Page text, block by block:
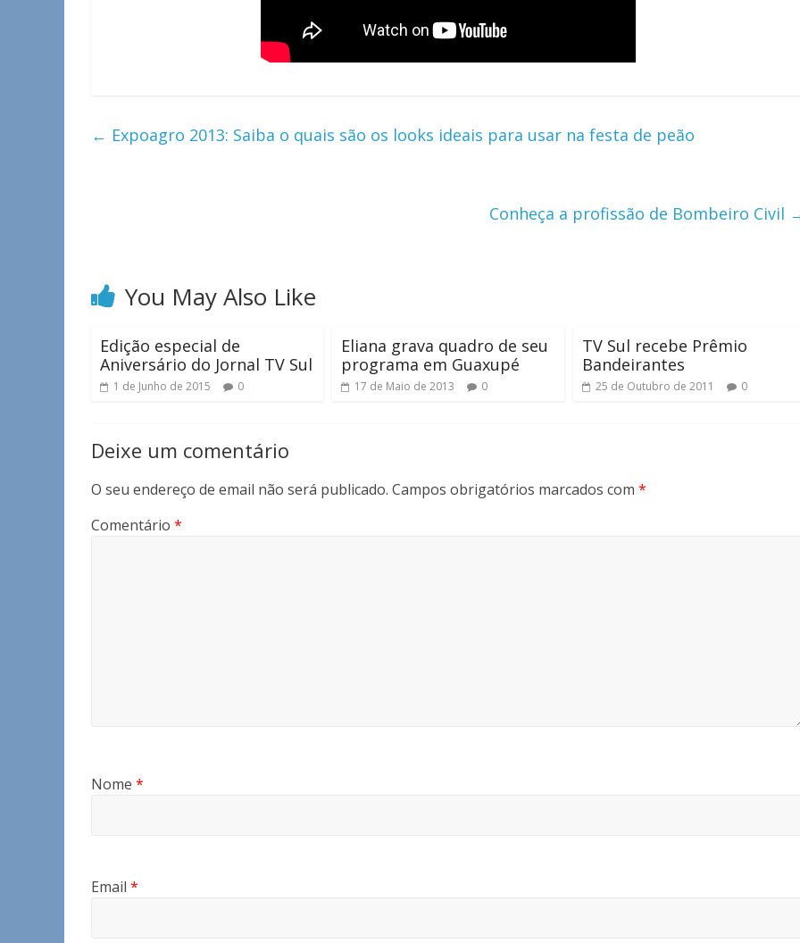
← Expoagro 2013: Saiba o quais são os looks ideais para usar na festa de peão
Conheça a profissão de Bombeiro Civil
You May Also Like
Edição especial de
Aniversário do Jornal TV Sul
1 de Junho de 2015 0
Eliana grava quadro de seu
programa em Guaxupé
17 de Maio de 2013 0
TV Sul recebe Prêmio
Bandeirantes
25 de Outubro de 2011 0
Deixe um comentário
O seu endereço de email não será publicado. Campos obrigatórios marcados com *
Comentário *
Nome *
Email *